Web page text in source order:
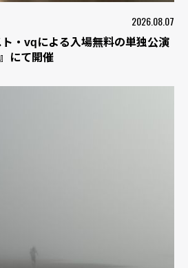
2026.08.07
・vqによる入場無料の単独公演
にて開催